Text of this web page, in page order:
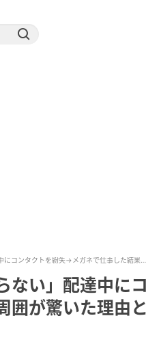
にコンタクトを紛失→メガネで仕事した結果
ない」配達中に
囲が驚いた理由